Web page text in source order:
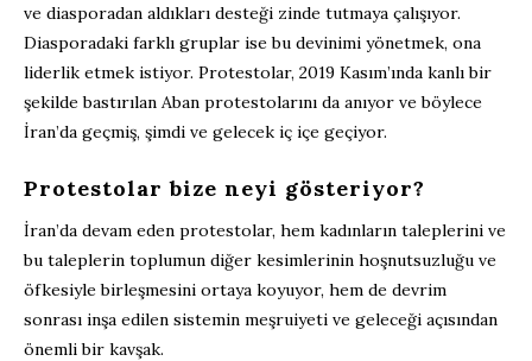
ve diasporadan aldıkları desteği zinde tutmaya çalışıyor.
Diasporadaki farklı gruplar ise bu devinimi yönetmek, ona
liderlik etmek istiyor. Protestolar, 2019 Kasım’ında kanlı bir
şekilde bastırılan Aban protestolarını da anıyor ve böylece
İran’da geçmiş, şimdi ve gelecek iç içe geçiyor.
Protestolar bize neyi gösteriyor?
İran’da devam eden protestolar, hem kadınların taleplerini ve
bu taleplerin toplumun diğer kesimlerinin hoşnutsuzluğu ve
öfkesiyle birleşmesini ortaya koyuyor, hem de devrim
sonrası inşa edilen sistemin meşruiyeti ve geleceği açısından
önemli bir kavşak.